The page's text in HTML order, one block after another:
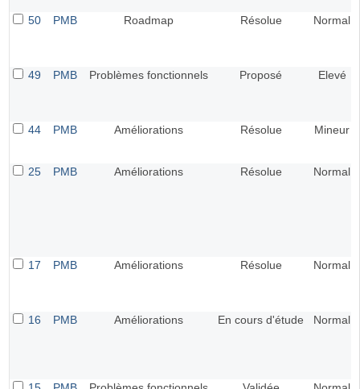
50 PMB Roadmap Résolue Normal
49 PMB Problèmes fonctionnels Proposé Elevé
44 PMB Améliorations Résolue Mineur
25 PMB Améliorations Résolue Normal
17 PMB Améliorations Résolue Normal
16 PMB Améliorations En cours d'étude Normal